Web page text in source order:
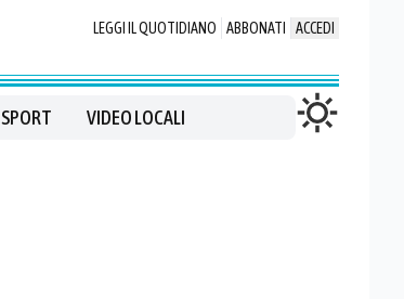
LEGGI IL QUOTIDIANO ABBONATI ACCEDI
SPORT VIDEO LOCALI